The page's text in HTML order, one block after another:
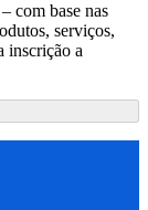
com base nas
serviços,
inscrição a